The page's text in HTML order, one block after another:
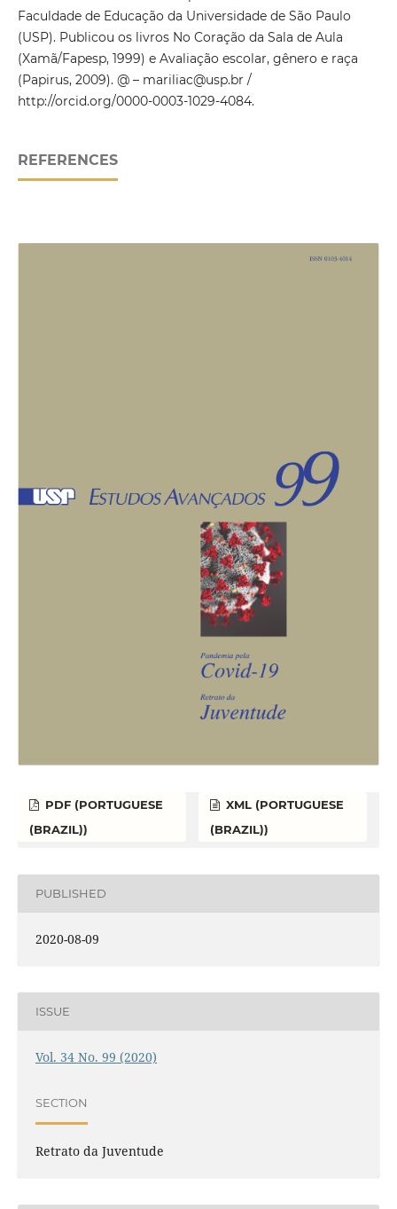
Faculdade de Educação da Universidade de São Paulo
(USP). Publicou os livros No Coração da Sala de Aula
(Xamã/Fapesp, 1999) e Avaliação escolar, gênero e raça
(Papirus, 2009). @ – mariliac@usp.br /
http://orcid.org/0000-0003-1029-4084.
REFERENCES
PDF (PORTUGUESE
(BRAZIL))
XML (PORTUGUESE
(BRAZIL))
PUBLISHED
2020-08-09
ISSUE
Vol. 34 No. 99 (2020)
SECTION
Retrato da Juventude